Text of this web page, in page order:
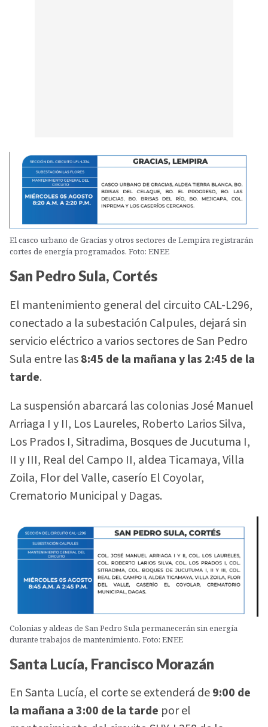
El casco urbano de Gracias y otros sectores de Lempira registrarán
cortes de energía programados. Foto: ENEE
San Pedro Sula, Cortés
El mantenimiento general del circuito CAL-L296,
conectado a la subestación Calpules, dejará sin
servicio eléctrico a varios sectores de San Pedro
Sula entre las8:45 de la mañana y las 2:45 de la
tarde.
La suspensión abarcará las colonias José Manuel
Arriaga I y II, Los Laureles, Roberto Larios Silva,
Los Prados I, Sitradima, Bosques de Jucutuma I,
II y III, Real del Campo II, aldea Ticamaya, Villa
Zoila, Flor del Valle, caserío El Coyolar,
Crematorio Municipal y Dagas.
Colonias y aldeas de San Pedro Sula permanecerán sin energía
durante trabajos de mantenimiento. Foto: ENEE
Santa Lucía, Francisco Morazán
En Santa Lucía, el corte se extenderá de9:00 de
la mañana a 3:00 de la tarde por el